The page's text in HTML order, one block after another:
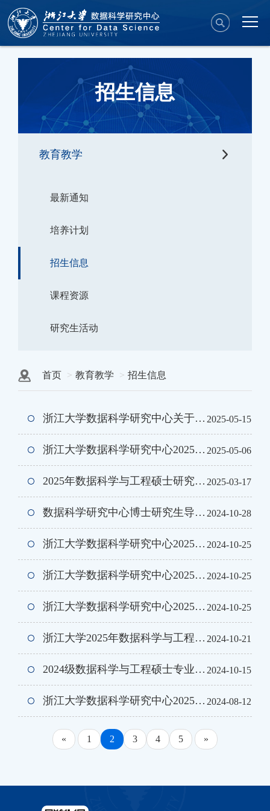
招生信息
教育教学
最新通知
培养计划
招生信息
课程资源
研究生活动
首页 教育教学 招生信息
2025-05-15
浙江大学数据科学研究中心关于IPhD2025夏令营（管理学方向）活动通知
2025-05-06
浙江大学数据科学研究中心2025年全国优秀大学生夏令营（数学方向）活动通知
2025-03-17
2025年数据科学与工程硕士研究生招生考试复试录取方案
2024-10-28
数据科学研究中心博士研究生导师目录(2025)
2024-10-25
浙江大学数据科学研究中心2025年博士研究生（管理科学与工程方向）招生简章
2024-10-25
浙江大学数据科学研究中心2025年博士研究生（数学方向）招生简章
2024-10-25
浙江大学数据科学研究中心2025年博士研究生（计算机方向）招生简章
2024-10-21
浙江大学2025年数据科学与工程硕士（iMDS）项目研招统考报名指南
2024-10-15
2024级数据科学与工程硕士专业学位项目 校内导师目录
2024-08-12
浙江大学数据科学研究中心2025年全日制专业学位推荐免试研究生招生通知
« 1 2 3 4 5 »